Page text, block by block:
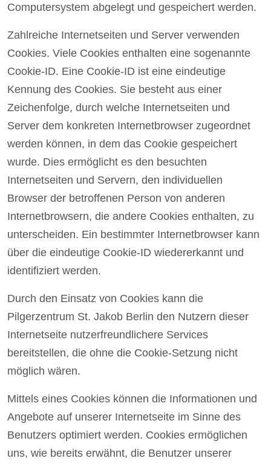
Computersystem abgelegt und gespeichert werden.
Zahlreiche Internetseiten und Server verwenden
Cookies. Viele Cookies enthalten eine sogenannte
Cookie-ID. Eine Cookie-ID ist eine eindeutige
Kennung des Cookies. Sie besteht aus einer
Zeichenfolge, durch welche Internetseiten und
Server dem konkreten Internetbrowser zugeordnet
werden können, in dem das Cookie gespeichert
wurde. Dies ermöglicht es den besuchten
Internetseiten und Servern, den individuellen
Browser der betroffenen Person von anderen
Internetbrowsern, die andere Cookies enthalten, zu
unterscheiden. Ein bestimmter Internetbrowser kann
über die eindeutige Cookie-ID wiedererkannt und
identifiziert werden.
Durch den Einsatz von Cookies kann die
Pilgerzentrum St. Jakob Berlin den Nutzern dieser
Internetseite nutzerfreundlichere Services
bereitstellen, die ohne die Cookie-Setzung nicht
möglich wären.
Mittels eines Cookies können die Informationen und
Angebote auf unserer Internetseite im Sinne des
Benutzers optimiert werden. Cookies ermöglichen
uns, wie bereits erwähnt, die Benutzer unserer